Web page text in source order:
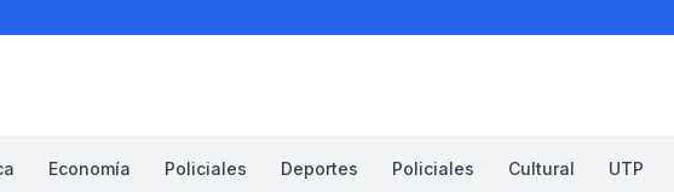
Economía Policiales Deportes Policiales Cultural UTP